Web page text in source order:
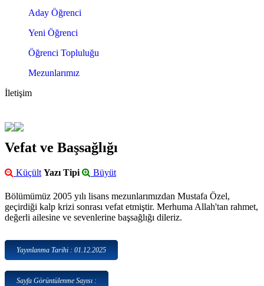
Aday Öğrenci
Yeni Öğrenci
Öğrenci Topluluğu
Mezunlarımız
İletişim
Vefat ve Başsağlığı
Küçült Yazı Tipi Büyüt
Bölümümüz 2005 yılı lisans mezunlarımızdan Mustafa Özel,
geçirdiği kalp krizi sonrası vefat etmiştir. Merhuma Allah'tan rahmet,
değerli ailesine ve sevenlerine başsağlığı dileriz.
Yayınlanma Tarihi : 01.12.2025
Sayfa Görüntülenme Sayısı :